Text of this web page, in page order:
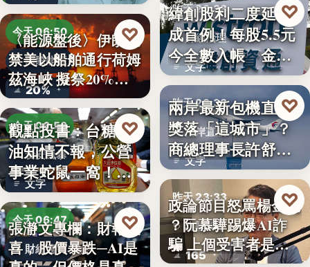
變…
今天 06:50
國際能源
20%
〈能源盤後〉伊朗擬
禁美以船舶通行荷姆
茲海峽 擬祭20%
貨…
♡
今天 06:50
食安風暴
文字
觀點投書：台糖毒
油知情不報，公營
事業蛇鼠一窩！人
民何堪？
♡
今天 06:47
財經趨勢
張瀞文專欄：財報報
喜，股價暴跌─AI是
♡
昨天 23:38
財經治理
文字
緯創股利二度延發
成首例！每股5.5元
今全數入帳 金管
會曝…
♡
昨天 23:38
兩岸直航
文字
兩岸最新包機直航
獎落「這城市」？
商總理事長許舒博
透露8月…
♡
昨天 23:33
詐騙警示
165
政論節目怒罵楊金龍
？阮慕驊踢爆AI詐
騙 上個受害者是
♡